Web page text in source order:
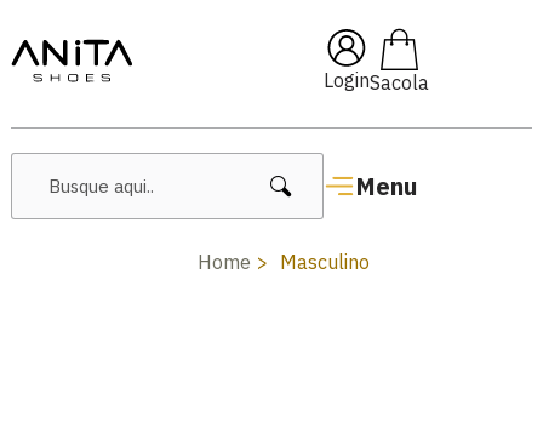
Login
Menu
🔥 Lançamentos Femininos
Home Masculino